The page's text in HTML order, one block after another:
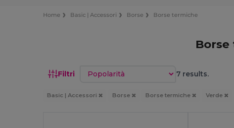
Home Basic | Accessori Borse Borse termiche
Filtri Ordina per 7 results.
Basic | Accessori Borse Borse termiche Verde